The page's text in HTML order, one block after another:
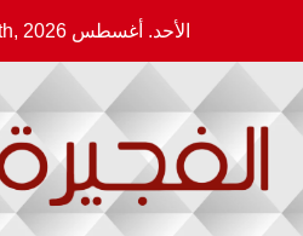
content
الأحد. أغسطس 9th, 2026